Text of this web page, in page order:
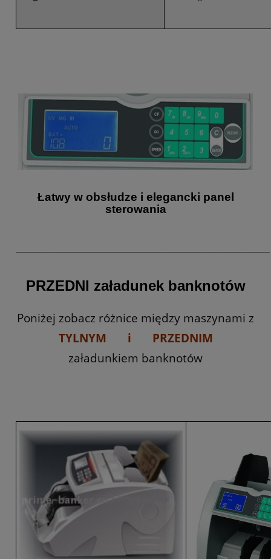
Łatwy w obsłudze i elegancki panel
sterowania
PRZEDNI załadunek banknotów
Poniżej zobacz różnice między maszynami z
TYLNYM i PRZEDNIM
załadunkiem banknotów